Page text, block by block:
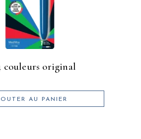
couleurs original
AU PANIER